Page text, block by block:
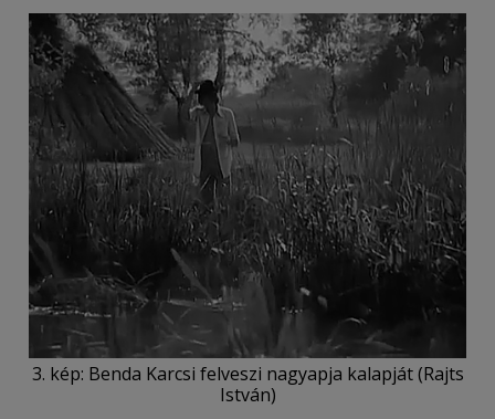
3. kép: Benda Karcsi felveszi nagyapja kalapját (Rajts
István)